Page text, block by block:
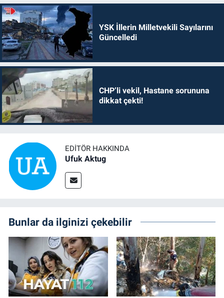
YSK İllerin Milletvekili Sayılarını
Güncelledi
CHP’li vekil, Hastane sorununa
dikkat çekti!
EDITÖR HAKKINDA
Ufuk Aktug
Bunlar da ilginizi çekebilir